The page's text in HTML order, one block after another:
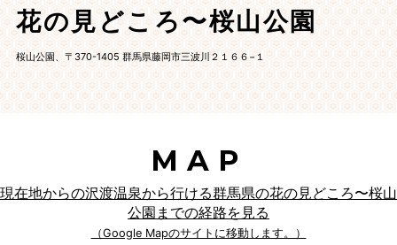
花の見どころ〜桜山公園
桜山公園、〒370-1405 群馬県藤岡市三波川２１６６−１
MAP
現在地からの沢渡温泉から行ける群馬県の花の見どころ〜桜山
公園までの経路を見る
（Google Mapのサイトに移動します。）